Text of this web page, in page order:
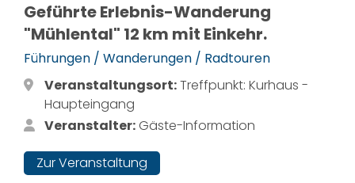
Geführte Erlebnis-Wanderung
"Mühlental" 12 km mit Einkehr.
Führungen / Wanderungen / Radtouren
Veranstaltungsort:Treffpunkt: Kurhaus -
Haupteingang
Veranstalter: Gäste-Information
Zur Veranstaltung